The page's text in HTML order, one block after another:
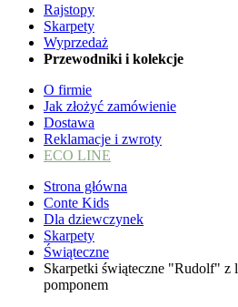
Rajstopy
Skarpety
Wyprzedaż
Przewodniki i kolekcje
O firmie
Jak złożyć zamówienie
Dostawa
Reklamacje i zwroty
ECO LINE
Strona główna
Conte Kids
Dla dziewczynek
Skarpety
Świąteczne
Skarpetki świąteczne "Rudolf" z
pomponem